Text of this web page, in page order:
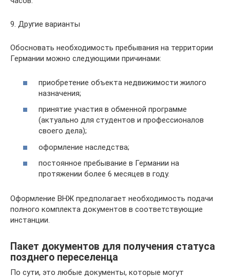
9. Другие варианты
Обосновать необходимость пребывания на территории
Германии можно следующими причинами:
приобретение объекта недвижимости жилого
назначения;
принятие участия в обменной программе
(актуально для студентов и профессионалов
своего дела);
оформление наследства;
постоянное пребывание в Германии на
протяжении более 6 месяцев в году.
Оформление ВНЖ предполагает необходимость подачи
полного комплекта документов в соответствующие
инстанции.
Пакет документов для получения статуса
позднего переселенца
По сути, это любые документы, которые могут